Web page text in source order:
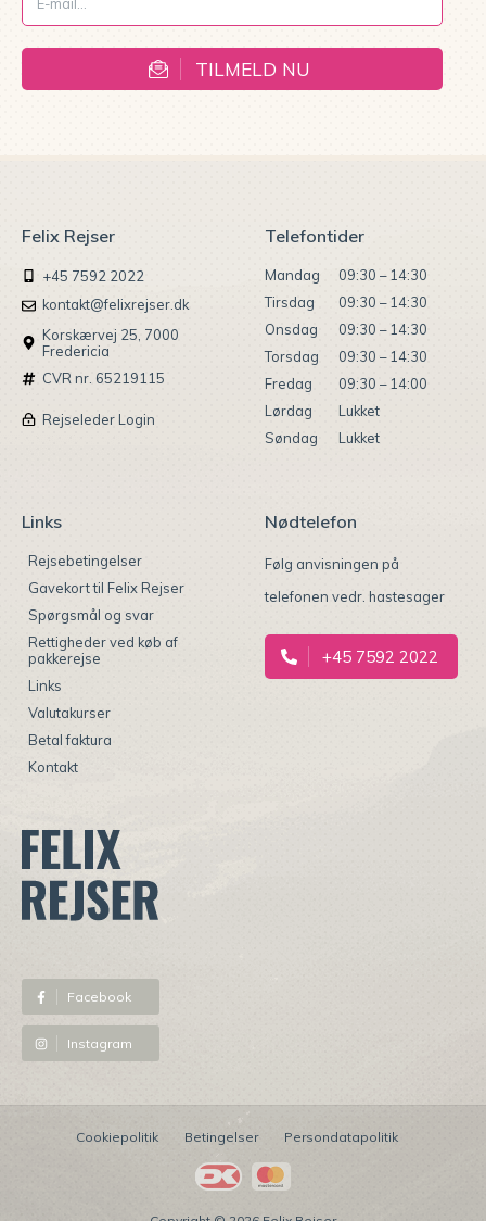
TILMELD NU
Felix Rejser
+45 7592 2022
kontakt@felixrejser.dk
Korskærvej 25, 7000
Fredericia
CVR nr. 65219115
Rejseleder Login
Telefontider
Mandag
09:30 – 14:30
Tirsdag
09:30 – 14:30
Onsdag
09:30 – 14:30
Torsdag
09:30 – 14:30
Fredag
09:30 – 14:00
Lørdag
Lukket
Søndag
Lukket
Links
Rejsebetingelser
Gavekort til Felix Rejser
Spørgsmål og svar
Rettigheder ved køb af
pakkerejse
Links
Valutakurser
Betal faktura
Kontakt
Nødtelefon
Følg anvisningen på
telefonen vedr. hastesager
+45 7592 2022
Facebook
Instagram
Cookiepolitik Betingelser Persondatapolitik